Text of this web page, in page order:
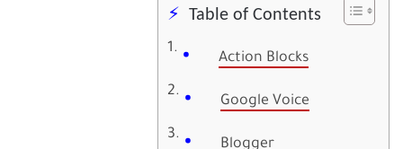
Table of Contents
Action Blocks
Google Voice
Blogger